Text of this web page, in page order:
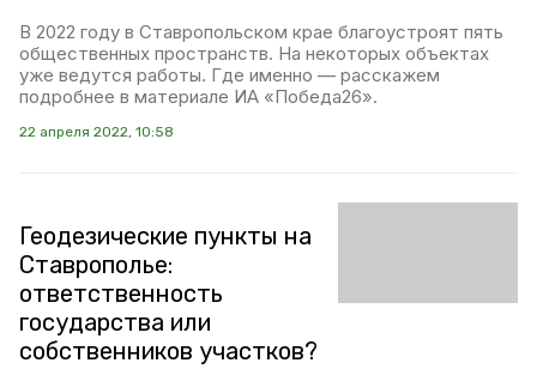
В 2022 году в Ставропольском крае благоустроят пять
общественных пространств. На некоторых объектах
уже ведутся работы. Где именно — расскажем
подробнее в материале ИА «Победа26».
22 апреля 2022, 10:58
Геодезические пункты на
Ставрополье:
ответственность
государства или
собственников участков?